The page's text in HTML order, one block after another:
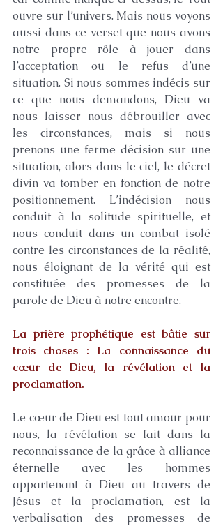
ouvre sur l’univers. Mais nous voyons
aussi dans ce verset que nous avons
notre propre rôle à jouer dans
l’acceptation ou le refus d’une
situation. Si nous sommes indécis sur
ce que nous demandons, Dieu va
nous laisser nous débrouiller avec
les circonstances, mais si nous
prenons une ferme décision sur une
situation, alors dans le ciel, le décret
divin va tomber en fonction de notre
positionnement. L’indécision nous
conduit à la solitude spirituelle, et
nous conduit dans un combat isolé
contre les circonstances de la réalité,
nous éloignant de la vérité qui est
constituée des promesses de la
parole de Dieu à notre encontre.
La prière prophétique est bâtie sur
trois choses : La connaissance du
cœur de Dieu, la révélation et la
proclamation.
Le cœur de Dieu est tout amour pour
nous, la révélation se fait dans la
reconnaissance de la grâce à alliance
éternelle avec les hommes
appartenant à Dieu au travers de
Jésus et la proclamation, est la
verbalisation des promesses de